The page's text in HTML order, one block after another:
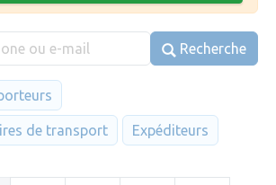
Recherche
de transport Expéditeurs